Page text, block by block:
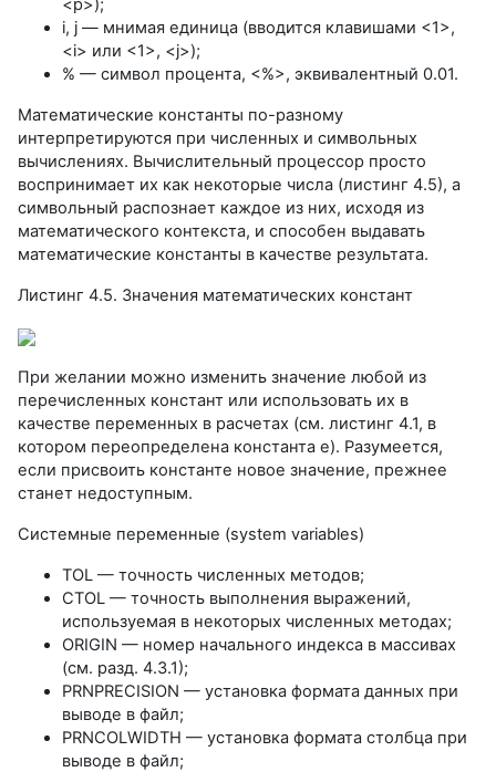
<p>);
i, j — мнимая единица (вводится клавишами <1>,
<i> или <1>, <j>);
% — символ процента, <%>, эквивалентный 0.01.
Математические константы по-разному
интерпретируются при численных и символьных
вычислениях. Вычислительный процессор просто
воспринимает их как некоторые числа (листинг 4.5), а
символьный распознает каждое из них, исходя из
математического контекста, и способен выдавать
математические константы в качестве результата.
Листинг 4.5. Значения математических констант
При желании можно изменить значение любой из
перечисленных констант или использовать их в
качестве переменных в расчетах (см. листинг 4.1, в
котором переопределена константа е). Разумеется,
если присвоить константе новое значение, прежнее
станет недоступным.
Системные переменные (system variables)
TOL — точность численных методов;
CTOL — точность выполнения выражений,
используемая в некоторых численных методах;
ORIGIN — номер начального индекса в массивах
(см. разд. 4.3.1);
PRNPRECISION — установка формата данных при
выводе в файл;
PRNCOLWIDTH — установка формата столбца при
выводе в файл;